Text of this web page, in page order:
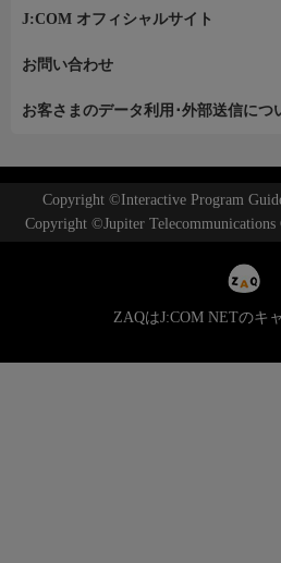
J:COM オフィシャルサイト
お問い合わせ
お客さまのデータ利用･外部送信につ
Copyright ©Interactive Program
Copyright ©Jupiter Telecommunications
ZAQはJ:COM NETのキ